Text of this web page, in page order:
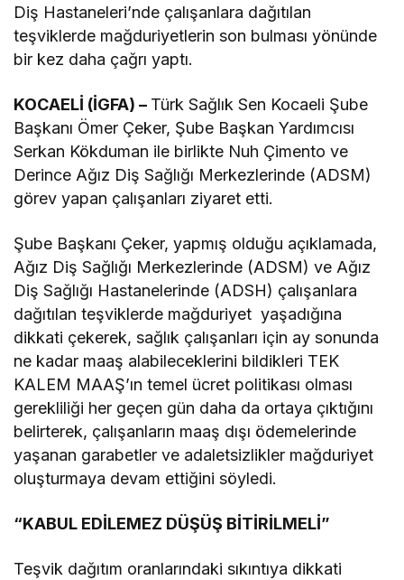
Diş Hastaneleri’nde çalışanlara dağıtılan
teşviklerde mağduriyetlerin son bulması yönünde
bir kez daha çağrı yaptı.
KOCAELİ (İGFA) – Türk Sağlık Sen Kocaeli Şube
Başkanı Ömer Çeker, Şube Başkan Yardımcısı
Serkan Kökduman ile birlikte Nuh Çimento ve
Derince Ağız Diş Sağlığı Merkezlerinde (ADSM)
görev yapan çalışanları ziyaret etti.
Şube Başkanı Çeker, yapmış olduğu açıklamada,
Ağız Diş Sağlığı Merkezlerinde (ADSM) ve Ağız
Diş Sağlığı Hastanelerinde (ADSH) çalışanlara
dağıtılan teşviklerde mağduriyet yaşadığına
dikkati çekerek, sağlık çalışanları için ay sonunda
ne kadar maaş alabileceklerini bildikleri TEK
KALEM MAAŞ’ın temel ücret politikası olması
gerekliliği her geçen gün daha da ortaya çıktığını
belirterek, çalışanların maaş dışı ödemelerinde
yaşanan garabetler ve adaletsizlikler mağduriyet
oluşturmaya devam ettiğini söyledi.
“KABUL EDİLEMEZ DÜŞÜŞ BİTİRİLMELİ”
Teşvik dağıtım oranlarındaki sıkıntıya dikkati